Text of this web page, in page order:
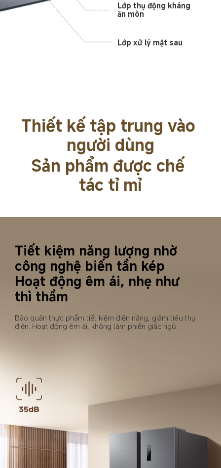
Lớp thụ động kháng
ăn mòn
Lớp xử lý mặt sau
Thiết kế tập trung vào
người dùng
Sản phẩm được chế
tác tỉ mỉ
Tiết kiệm năng lượng nhờ
công nghệ biến tần kép
Hoạt động êm ái, nhẹ như
thì thầm
Bảo quản thực phẩm tiết kiệm điện năng, giảm tiêu thụ
điện. Hoạt động êm ái, không làm phiền giấc ngủ.